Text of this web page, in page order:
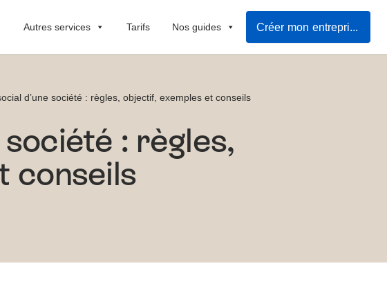
Autres services Tarifs Nos guides Créer mon entreprise
d’une société : règles, objectif, exemples et conseils
société : règles,
conseils